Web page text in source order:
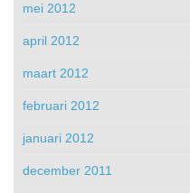
mei 2012
april 2012
maart 2012
februari 2012
januari 2012
december 2011